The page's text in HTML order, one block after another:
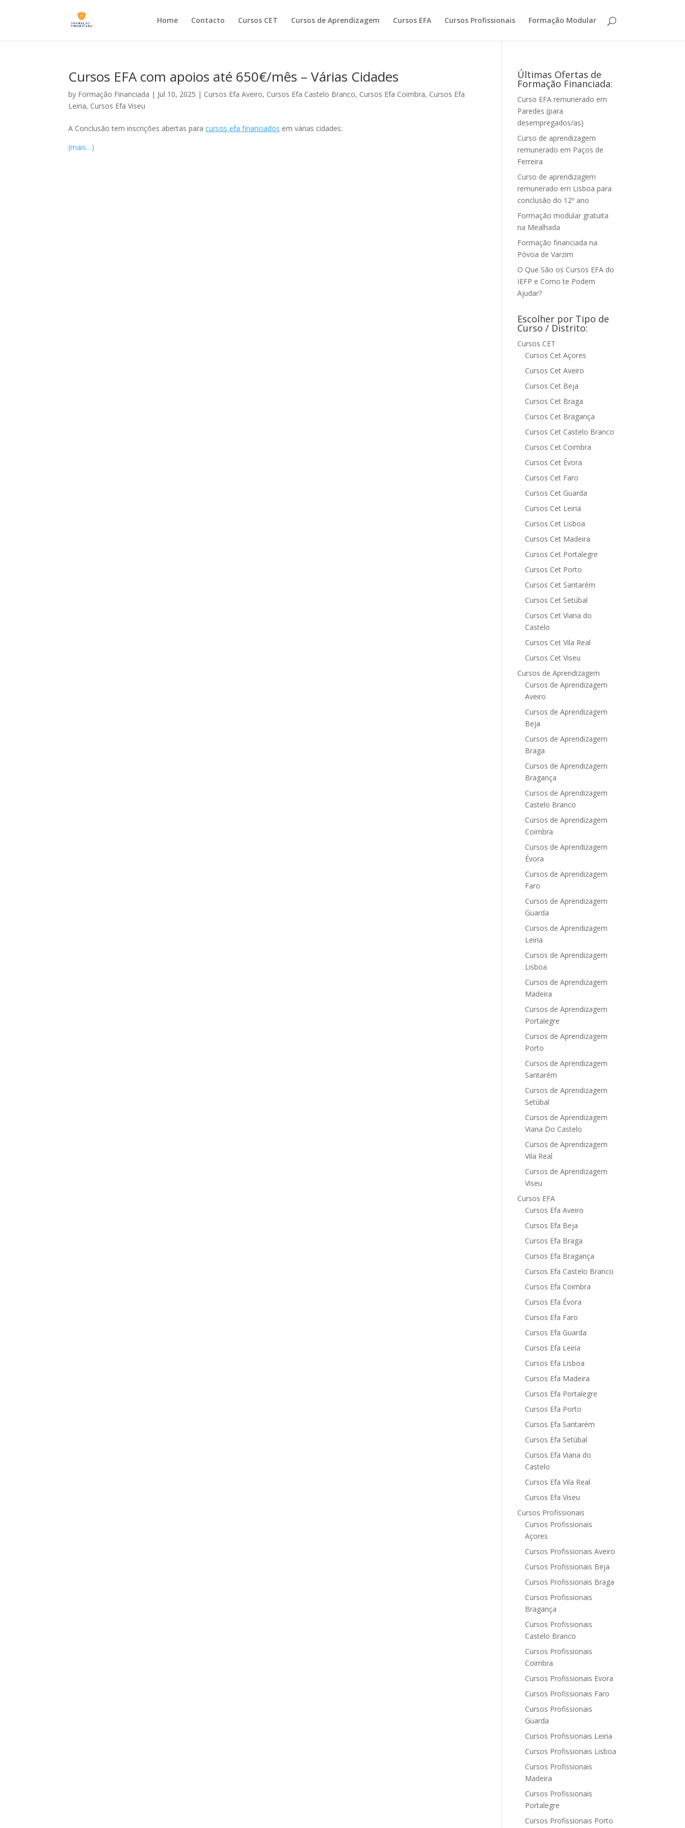
Home Contacto Cursos CET Cursos de Aprendizagem Cursos EFA Cursos Profissionais Formação Modular
Cursos EFA com apoios até 650€/mês – Várias Cidades
by Formação Financiada | Jul 10, 2025 | Cursos Efa Aveiro, Cursos Efa Castelo Branco, Cursos Efa Coimbra, Cursos Efa
Leiria, Cursos Efa Viseu
A Conclusão tem inscrições abertas paracursos efa financiados em várias cidades:
(mais…)
Últimas Ofertas de
Formação Financiada:
Curso EFA remunerado em
Paredes (para
desempregados/as)
Curso de aprendizagem
remunerado em Paços de
Ferreira
Curso de aprendizagem
remunerado em Lisboa para
conclusão do 12º ano
Formação modular gratuita
na Mealhada
Formação financiada na
Póvoa de Varzim
O Que São os Cursos EFA do
IEFP e Como te Podem
Ajudar?
Escolher por Tipo de
Curso / Distrito:
Cursos CET
Cursos Cet Açores
Cursos Cet Aveiro
Cursos Cet Beja
Cursos Cet Braga
Cursos Cet Bragança
Cursos Cet Castelo Branco
Cursos Cet Coimbra
Cursos Cet Évora
Cursos Cet Faro
Cursos Cet Guarda
Cursos Cet Leiria
Cursos Cet Lisboa
Cursos Cet Madeira
Cursos Cet Portalegre
Cursos Cet Porto
Cursos Cet Santarém
Cursos Cet Setúbal
Cursos Cet Viana do
Castelo
Cursos Cet Vila Real
Cursos Cet Viseu
Cursos de Aprendizagem
Cursos de Aprendizagem
Aveiro
Cursos de Aprendizagem
Beja
Cursos de Aprendizagem
Braga
Cursos de Aprendizagem
Bragança
Cursos de Aprendizagem
Castelo Branco
Cursos de Aprendizagem
Coimbra
Cursos de Aprendizagem
Évora
Cursos de Aprendizagem
Faro
Cursos de Aprendizagem
Guarda
Cursos de Aprendizagem
Leiria
Cursos de Aprendizagem
Lisboa
Cursos de Aprendizagem
Madeira
Cursos de Aprendizagem
Portalegre
Cursos de Aprendizagem
Porto
Cursos de Aprendizagem
Santarém
Cursos de Aprendizagem
Setúbal
Cursos de Aprendizagem
Viana Do Castelo
Cursos de Aprendizagem
Vila Real
Cursos de Aprendizagem
Viseu
Cursos EFA
Cursos Efa Aveiro
Cursos Efa Beja
Cursos Efa Braga
Cursos Efa Bragança
Cursos Efa Castelo Branco
Cursos Efa Coimbra
Cursos Efa Évora
Cursos Efa Faro
Cursos Efa Guarda
Cursos Efa Leiria
Cursos Efa Lisboa
Cursos Efa Madeira
Cursos Efa Portalegre
Cursos Efa Porto
Cursos Efa Santarém
Cursos Efa Setúbal
Cursos Efa Viana do
Castelo
Cursos Efa Vila Real
Cursos Efa Viseu
Cursos Profissionais
Cursos Profissionais
Açores
Cursos Profissionais Aveiro
Cursos Profissionais Beja
Cursos Profissionais Braga
Cursos Profissionais
Bragança
Cursos Profissionais
Castelo Branco
Cursos Profissionais
Coimbra
Cursos Profissionais Evora
Cursos Profissionais Faro
Cursos Profissionais
Guarda
Cursos Profissionais Leiria
Cursos Profissionais Lisboa
Cursos Profissionais
Madeira
Cursos Profissionais
Portalegre
Cursos Profissionais Porto